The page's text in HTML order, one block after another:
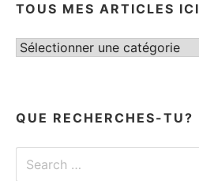
TOUS MES ARTICLES ICI
Tous
QUE RECHERCHES-TU?
Search